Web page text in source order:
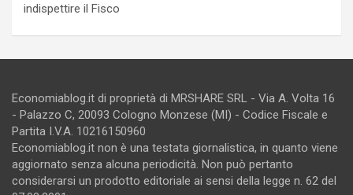
indispettire il Fisco
Economiablog.it di proprietà di MRSHARE SRL - Via A. Volta 16
- Palazzo C, 20093 Cologno Monzese (MI) - Codice Fiscale e
Partita I.V.A. 10216150960
Economiablog.it non è una testata giornalistica, in quanto viene
aggiornato senza alcuna periodicità. Non può pertanto
considerarsi un prodotto editoriale ai sensi della legge n. 62 del